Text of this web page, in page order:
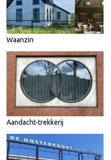
Waanzin
Aandacht-trekkerij